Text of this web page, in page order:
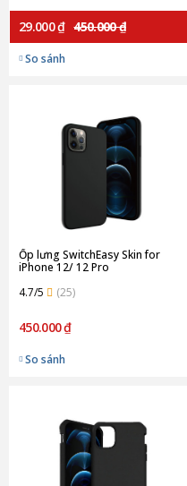
29.000 ₫ 450.000 ₫
So sánh
Ốp lưng SwitchEasy Skin for
iPhone 12/ 12 Pro
4.7/5
(25)
450.000 ₫
So sánh